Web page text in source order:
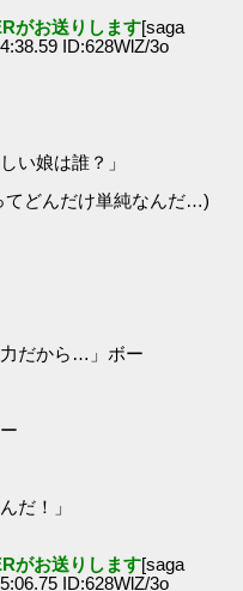
がお送りします[saga
ID:628WlZ/3o
い娘は誰？」
てどんだけ単純なんだ…)
だから…」ボー
だ！」
がお送りします[saga
ID:628WlZ/3o